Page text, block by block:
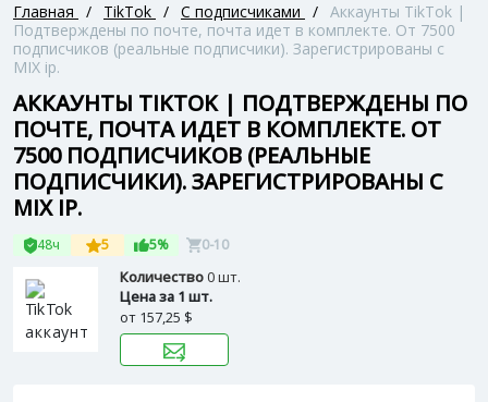
Главная / TikTok / С подписчиками / Аккаунты TikTok |
Подтверждены по почте, почта идет в комплекте. От 7500
подписчиков (реальные подписчики). Зарегистрированы с
MIX ip.
АККАУНТЫ TIKTOK | ПОДТВЕРЖДЕНЫ ПО
ПОЧТЕ, ПОЧТА ИДЕТ В КОМПЛЕКТЕ. ОТ
7500 ПОДПИСЧИКОВ (РЕАЛЬНЫЕ
ПОДПИСЧИКИ). ЗАРЕГИСТРИРОВАНЫ С
MIX IP.
48ч 5 5% 0-10
Количество0 шт.
Цена за 1 шт.
от 157,25 $